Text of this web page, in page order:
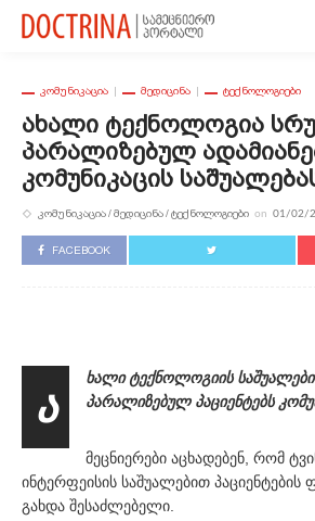
ᲙᲝᲛᲣᲜᲘᲙᲐᲪᲘᲐ ᲛᲔᲓᲘᲪᲘᲜᲐ ᲢᲔᲥᲜᲝᲚᲝᲒᲘᲔᲑᲘ
Ახალი Ტექნოლოგია
Პარალიზებულ
Კომუნიკაცის
ᲙᲝᲛᲣᲜᲘᲙᲐᲪᲘᲐ ᲛᲔᲓᲘᲪᲘᲜᲐ ᲢᲔᲥᲜᲝᲚᲝᲒᲘᲔᲑᲘ on 01/02/
FACEBOOK
ა
ხალი ტექნოლოგიის
პარალიზებულ პაციენტებს
მეცნიერები აცხადებენ, რომ
ინტერფეისის საშუალებით პაციენტების
გახდა შესაძლებელი.